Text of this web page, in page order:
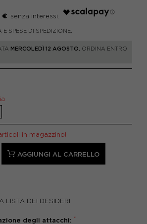
€
SPESE DI SPEDIZIONE.
MERCOLEDÌ 12 AGOSTO.
ORDINA ENTRO
in magazzino!
AGGIUNGI AL CARRELLO
LISTA DEI DESIDERI
degli attacchi: *